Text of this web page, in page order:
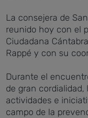
La consejera de
reunido hoy con el
Ciudadana
Rappé y con su
Durante el
de gran
actividades e
campo de la